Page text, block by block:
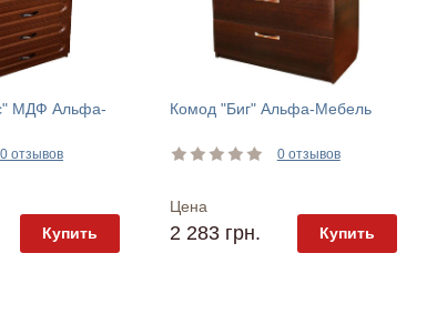
МДФ Альфа-
0 отзывов
Купить
Комод "Биг" Альфа-Мебель
0 отзывов
Цена
2 283 грн. Купить